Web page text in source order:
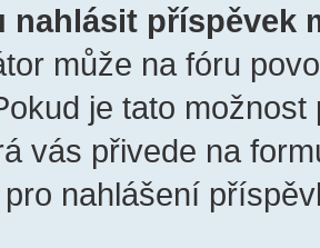
nahlásit příspěvek
může na fóru
je tato
vás přivede na
nahlášení